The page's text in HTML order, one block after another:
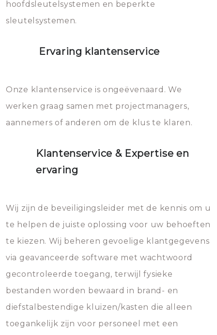
hoofdsleutelsystemen en beperkte
sleutelsystemen.
Ervaring klantenservice
Onze klantenservice is ongeëvenaard. We
werken graag samen met projectmanagers,
aannemers of anderen om de klus te klaren.
Klantenservice & Expertise en
ervaring
Wij zijn de beveiligingsleider met de kennis om u
te helpen de juiste oplossing voor uw behoeften
te kiezen. Wij beheren gevoelige klantgegevens
via geavanceerde software met wachtwoord
gecontroleerde toegang, terwijl fysieke
bestanden worden bewaard in brand- en
diefstalbestendige kluizen/kasten die alleen
toegankelijk zijn voor personeel met een